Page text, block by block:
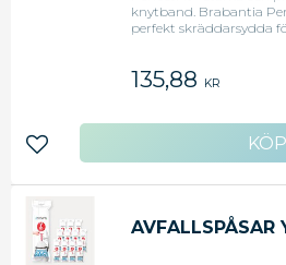
knytband. Brabantia
perfekt skräddarsydda
135,88 KR
Lägg till i favoriter
AVFALLSPÅSAR